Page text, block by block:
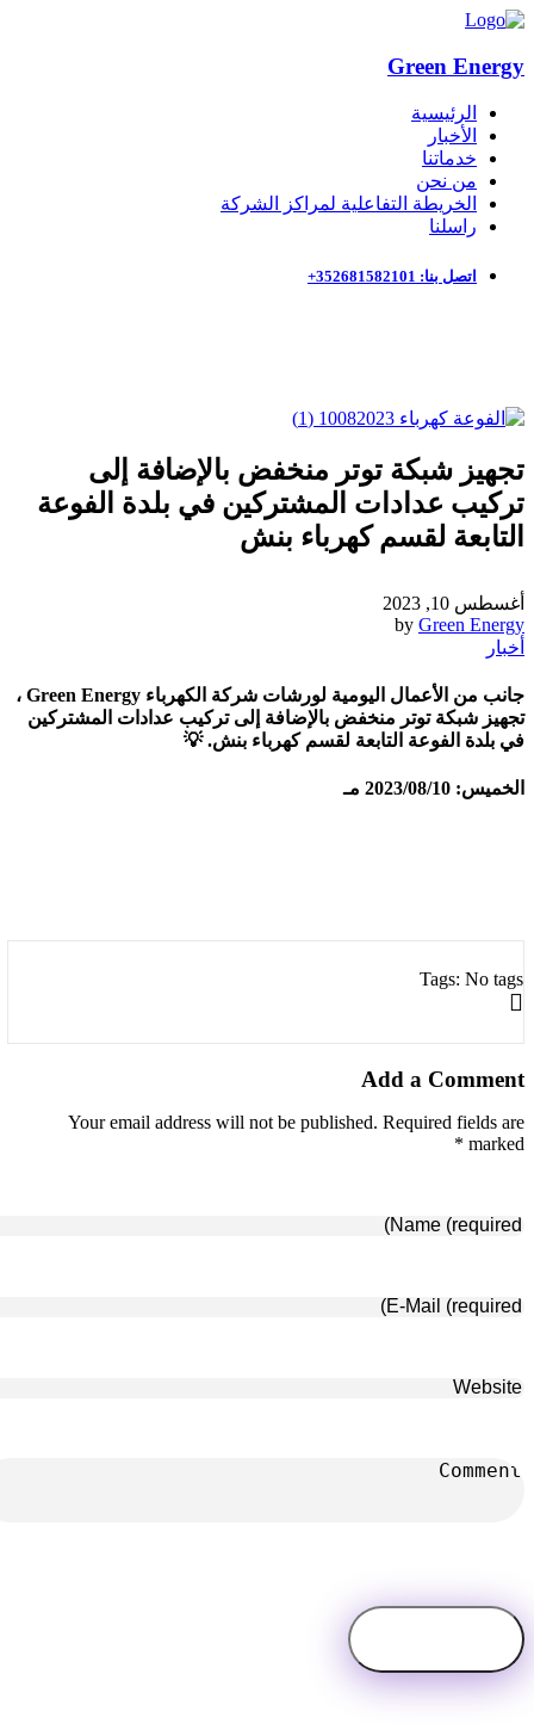
Green Energy
الرئيسية
الأخبار
خدماتنا
من نحن
الخريطة التفاعلية لمراكز الشركة
راسلنا
اتصل بنا: 352681582101+
تجهيز شبكة توتر منخفض بالإضافة إلى
تركيب عدادات المشتركين في بلدة الفوعة
التابعة لقسم كهرباء بنش
أغسطس 10, 2023
by Green Energy
أخبار
جانب من الأعمال اليومية لورشات شركة الكهرباء Green Energy ،
تجهيز شبكة توتر منخفض بالإضافة إلى تركيب عدادات المشتركين
في بلدة الفوعة التابعة لقسم كهرباء بنش. 💡
الخميس: 2023/08/10 مـ
Tags: No tags
Add a Comment
Your email address will not be published. Required fields are
marked *